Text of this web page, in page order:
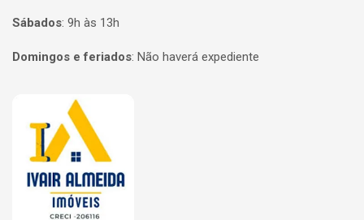
Sábados: 9h às 13h
Domingos e feriados: Não haverá expediente
Página inicial